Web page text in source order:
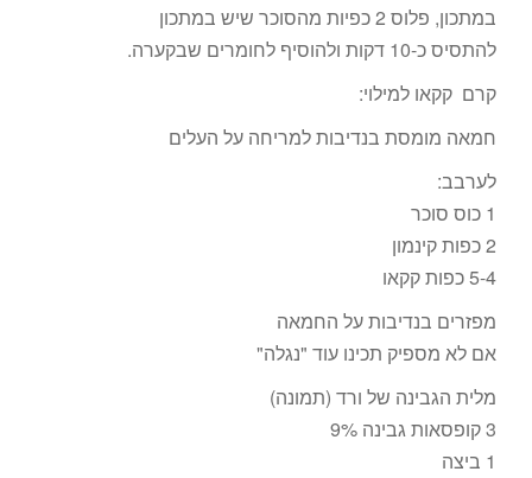
במתכון, פלוס 2 כפיות מהסוכר שיש במתכון
להתסיס כ-10 דקות ולהוסיף לחומרים שבקערה.
קרם קקאו למילוי:
חמאה מומסת בנדיבות למריחה על העלים
לערבב:
1 כוס סוכר
2 כפות קינמון
5-4 כפות קקאו
מפזרים בנדיבות על החמאה
אם לא מספיק תכינו עוד "נגלה"
מלית הגבינה של ורד (תמונה)
3 קופסאות גבינה 9%
1 ביצה